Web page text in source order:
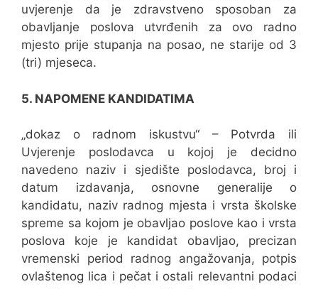
uvjerenje da je zdravstveno sposoban za
obavljanje poslova utvrđenih za ovo radno
mjesto prije stupanja na posao, ne starije od 3
(tri) mjeseca.
5. NAPOMENE KANDIDATIMA
„dokaz o radnom iskustvu“ – Potvrda ili
Uvjerenje poslodavca u kojoj je decidno
navedeno naziv i sjedište poslodavca, broj i
datum izdavanja, osnovne generalije o
kandidatu, naziv radnog mjesta i vrsta školske
spreme sa kojom je obavljao poslove kao i vrsta
poslova koje je kandidat obavljao, precizan
vremenski period radnog angažovanja, potpis
ovlaštenog lica i pečat i ostali relevantni podaci